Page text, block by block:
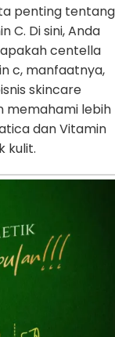
penting tentang
C. Di sini, Anda
centella
c, manfaatnya,
skincare
memahami lebih
dan Vitamin
kulit.